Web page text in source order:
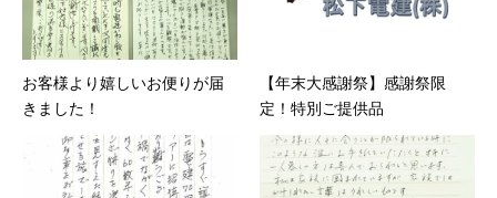
お客様より嬉しいお便りが届
きました！
【年末大感謝祭】感謝祭限
定！特別ご提供品